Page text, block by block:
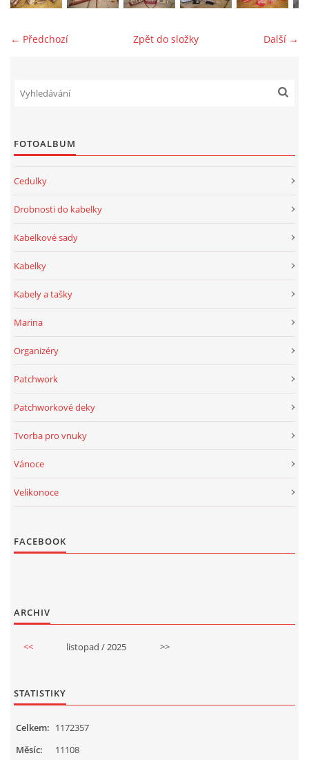
← Předchozí Další →
Zpět do složky
FOTOALBUM
Cedulky
Drobnosti do kabelky
Kabelkové sady
Kabelky
Kabely a tašky
Marina
Organizéry
Patchwork
Patchworkové deky
Tvorba pro vnuky
Vánoce
Velikonoce
FACEBOOK
ARCHIV
<< listopad / 2025 >>
STATISTIKY
Celkem: 1172357
Měsíc:
11108